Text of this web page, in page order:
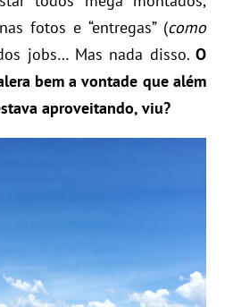
fotos e “entregas” (como
jobs… Mas nada disso. O
bem a vontade que além
aproveitando, viu?